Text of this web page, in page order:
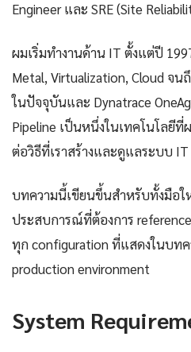
Engineer และ SRE (Site
ผมเริ่มทำงานด้าน IT ตั้งแต่ปี
Metal, Virtualization, Cloud จน
ในปัจจุบันและ Dynatrace
Pipeline เป็นหนึ่งในเทคโนโลยี
ต่อวิธีที่เราสร้างและดูแลระบบ IT
บทความนี้เขียนขึ้นสำหรับทั้งมือใ
ประสบการณ์ที่ต้องการ
ทุก configuration ที่แสดงในบท
production environment
System